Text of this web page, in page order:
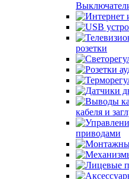
розетки
кабеля и
приводами